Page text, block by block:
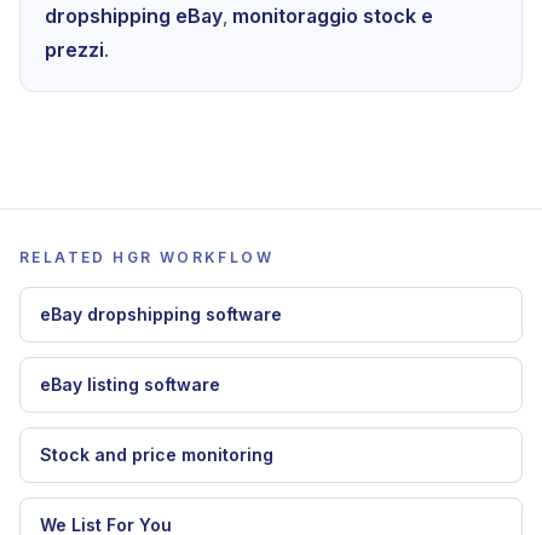
dropshipping eBay, monitoraggio stock e
prezzi.
RELATED HGR WORKFLOW
eBay dropshipping software
eBay listing software
Stock and price monitoring
We List For You